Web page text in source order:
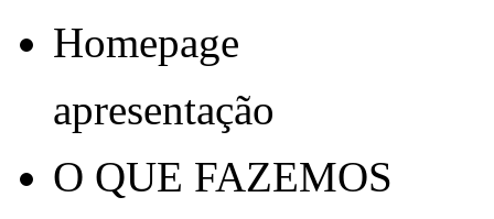
Homepage
apresentação
O QUE FAZEMOS